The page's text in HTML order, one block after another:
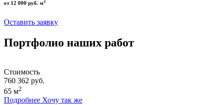
от 12 000 руб. м2
Оставить заявку
Портфолио наших работ
Стоимость
760 362 руб.
65 м2
Подробнее Хочу так же